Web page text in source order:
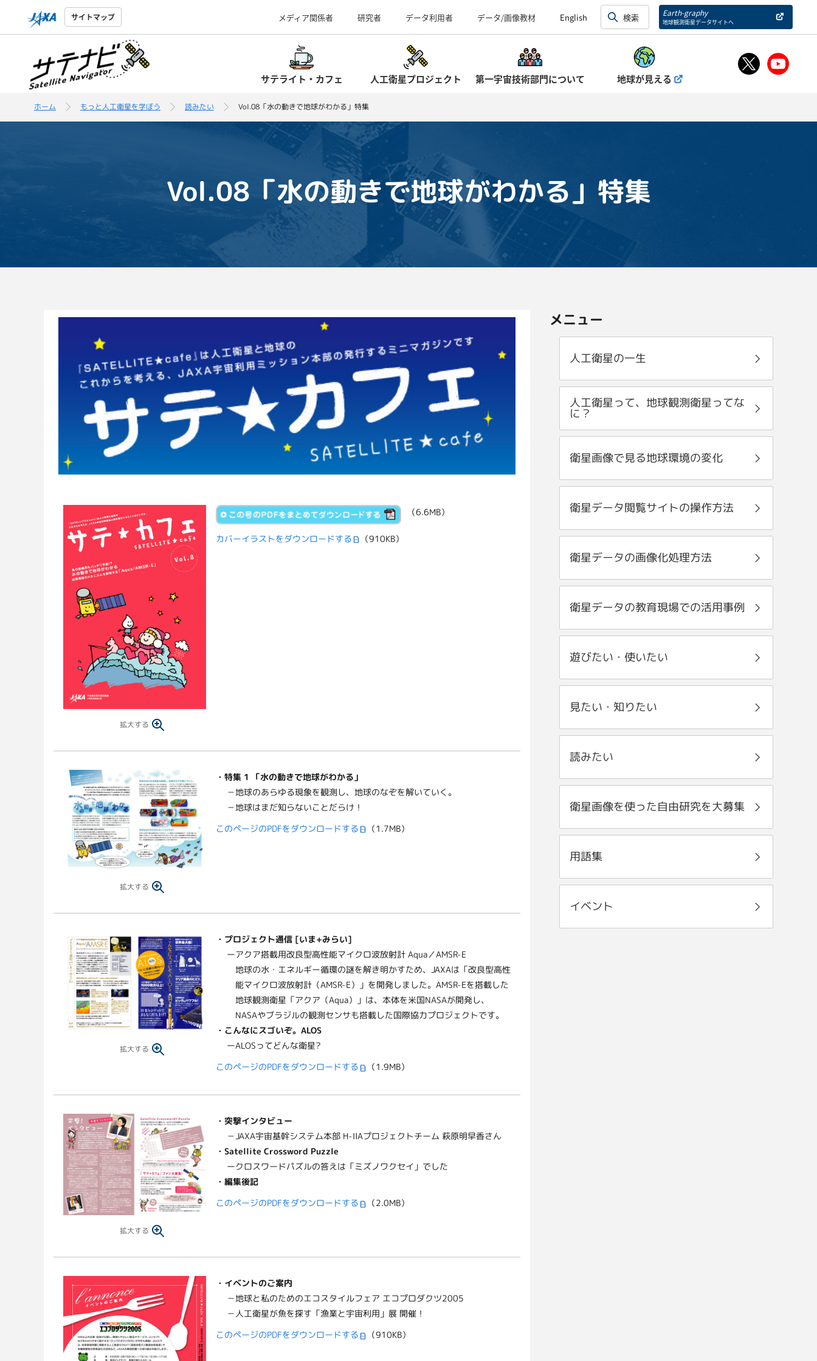
サイトマップ メディア関係者 研究者 データ利用者 データ/画像教材 English Earth-graphy
地球観測衛星データサイトへ
サテライト・カフェ 人工衛星プロジェクト 第一宇宙技術部門について 地球が見える
ホーム もっと人工衛星を学ぼう 読みたい Vol.08「水の動きで地球がわかる」特集
Vol.08「水の動きで地球がわかる」特集
拡大する
（6.6MB）
カバーイラストをダウンロードする （910KB）
拡大する
・ 特集 1 「水の動きで地球がわかる」
－地球のあらゆる現象を観測し、地球のなぞを解いていく。
－地球はまだ知らないことだらけ！
このページのPDFをダウンロードする
（1.7MB）
拡大する
・ プロジェクト通信 [いま+みらい]
ーアクア搭載用改良型高性能マイクロ波放射計 Aqua／AMSR-E
地球の水・エネルギー循環の謎を解き明かすため、JAXAは「改良型高性
能マイクロ波放射計（AMSR-E）」を開発しました。AMSR-Eを搭載した
地球観測衛星「アクア（Aqua）」は、本体を米国NASAが開発し、
NASAやブラジルの観測センサも搭載した国際協力プロジェクトです。
・こんなにスゴいぞ。ALOS
ーALOSってどんな衛星?
このページのPDFをダウンロードする
（1.9MB）
拡大する
・突撃インタビュー
－JAXA宇宙基幹システム本部 H-IIAプロジェクトチーム 萩原明早香さん
・Satellite Crossword Puzzle
ークロスワードパズルの答えは「ミズノワクセイ」でした
・編集後記
このページのPDFをダウンロードする
（2.0MB）
・ イベントのご案内
－地球と私のためのエコスタイルフェア エコプロダクツ2005
－人工衛星が魚を探す「漁業と宇宙利用」展 開催！
このページのPDFをダウンロードする
（910KB）
メニュー
人工衛星の一生
人工衛星って、地球観測衛星ってな
に？
衛星画像で見る地球環境の変化
衛星データ閲覧サイトの操作方法
衛星データの画像化処理方法
衛星データの教育現場での活用事例
遊びたい・使いたい
見たい・知りたい
読みたい
衛星画像を使った自由研究を大募集
用語集
イベント